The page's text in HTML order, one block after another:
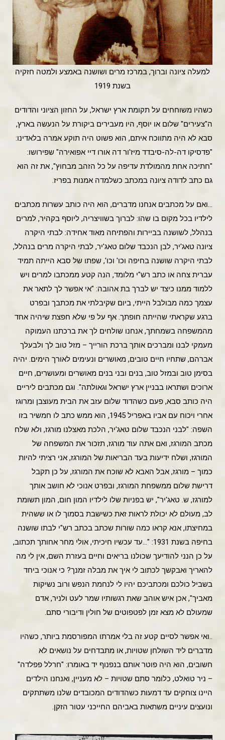
למעלה ציונה וברוך, במרכז מרים ושושנה באמצע ולמטה חזקיה
בשנת 1919
כשהיו משוחחים על תקומת ארץ ישראל, על החזון הציוני והדודים
ה"צעירים" שלום או יוסף, היו מעבירים ביקורת על הנעשה בארץ,
סבא לא היה מתווכח איתם, הוא פשוט היה תוקע אמרה בלאדינו:
"פדסיקו דה-לה-סיבדד מיז'ור דה אורו דיי אפואירה" שפירושו:
"חתיכה אחת מהמולדת עדיפה על כל הזהב מבחוץ", את זה הוא
גם כתב לדודה ציונה במכתב כשלמדה אמנות בפריז.
…ואם על מכתבים אנחנו מדברים, הוא היה כותב עשרות מכתבים
לילדיו בכל מקום בו שהו: לברוך בשוויצריה, ליוסף בקהיר, למרים
בנהלל, לשושנה בביירות והפתיחה מאוד אחידה: לבתי היקרה
ציונה טאג'יר, לבן הנכבד שלום טאג'יר, לבתי היקרה מרים בנהלל,
לבתי היקרה שושנה בחיפה וכו' וכו', שפתו של סבא הייתה תמיד
עברית צחה או כתב רש"י מלומד, הנה קטע ממכתבו למרים ויש
ללמוד ממנו כיצד יש לברך בת אהובה: "אי אפשר לך לתאר את
עצמך כמה מבולבל הייתי, ביום שקיבלתי את מכתבך ובפרט
ברגע שקראתי שהייתה חופתך. אף על פי שלא חפצת שיהיה אחד
מהמשפחה בשמחתך, אנחנו שולחים לך את ברכתנו העמוקה
מעמקי לבנו ומברכים אותך ברכת הורייך – מזל טוב לך ולבעלך
אברהם, שתחיו חיים טובים, מאושרים ונעימים לאורך הימים. יהיה
בסימן טוב ובמזל טוב, בנים ובני בנים מאושרים ומעושרים, חיים
ארוכים ושתראו בבניין ארץ ישראל וגאולתה". וגם מכתבים ליריים
היה כותב סבא, פעם כשהדוד שלום עזב את הבית מעוצבן ומרוגז
אחרי ויכוח עם אביו באפריל 1945, הוא ממש כתב לו חמשיר בזו
השפה: "לבני הנכבד שלום טאג'יר, הלכת מאצלנו מורגז, ולא שלח
מכתב המורגז, ואם אתה עוד מורגז, תזכור את המשפחה של
המורגז, ושלח ידיעות בעד הבריאות של המורגז, אני רציתי להיות
כמוך – מורגז, אבל האבא לא שוכח את המורגז, על כן תקבל
דרישת שלום ממשפחת המורגז, ובפרט אנוכי לא חושב אותך
למורגז, ש. טאג'יר", יש בפניות שלו לילדיו המון חום, המון תשומת
לב, מעולם לא יכולת לראות זאת כשישבת בסמוך לו או ששהית
במחיצתו, אנא קראו כמה שורות שכתב בכתב רש"י לבתו שושנה
בחיפה בשנת 1931: "…עד עכשיו חיכיתי, אולי מחר אחותך תכתוב,
על כן הנני להודיעך שכולנו בריאים וחיים בעזרת השם, אין לי מה
להאריך ואבקשך לכתוב לי איך את מבלה זמנך? כי אנוכי ביחד
בשביל כולכם ומכתביכם יהיו לי לנחמת הנפש ורוב נשיקות
מאביך", אכן איש אוהב שאת רגשותיו שמר לעט ולניר, אדם
שמעולם לא מצא זמן לפטפוטים של חולין ודיבורי סתם.
..ואי אפשר לסיים קטע זה בלי אמרתו המפורסמת ביותר, כשהיו
מדברים ליד השולחן שטויות, או מתבדחים על נושאים לא
חשובים, הוא היה פוטר אותם בנפנוף יד באומרו: "חרלל פפלדה"
– ניר טואלט, כלומר סתם שטויות – לא מעניין, ואנחנו הילדים
היינו צוחקים עד דמעות כשהדודים המכובדים שלנו משתתקים
ונועצים עיניים משתאות באביהם החייכני עטור הזקן.